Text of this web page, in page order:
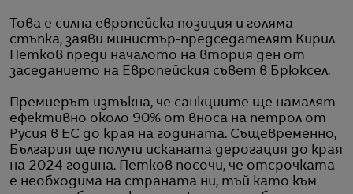
Това е силна европейска позиция и голяма
стъпка, заяви министър-председателят Кирил
Петков преди началото на втория ден от
заседанието на Европейския съвет в Брюксел.
Премиерът изтъкна, че санкциите ще намалят
ефективно около 90% от вноса на петрол от
Русия в ЕС до края на годината. Същевременно,
България ще получи исканата дерогация до края
на 2024 година. Петков посочи, че отсрочката
е необходима на страната ни, тъй като към